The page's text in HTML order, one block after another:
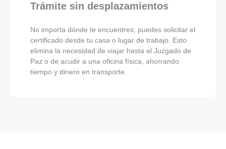
Trámite sin desplazamientos
No importa dónde te encuentres; puedes solicitar el
certificado desde tu casa o lugar de trabajo. Esto
elimina la necesidad de viajar hasta el Juzgado de
Paz o de acudir a una oficina física, ahorrando
tiempo y dinero en transporte.